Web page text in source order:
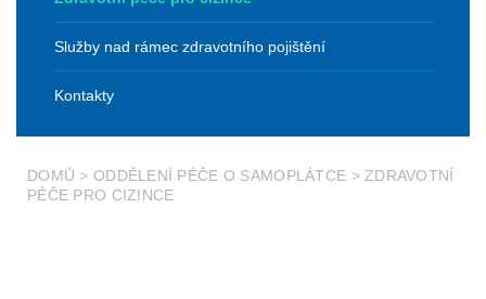
Služby nad rámec zdravotního pojištění
Kontakty
DOMŮ > ODDĚLENÍ PÉČE O SAMOPLÁTCE > ZDRAVOTNÍ
PÉČE PRO CIZINCE